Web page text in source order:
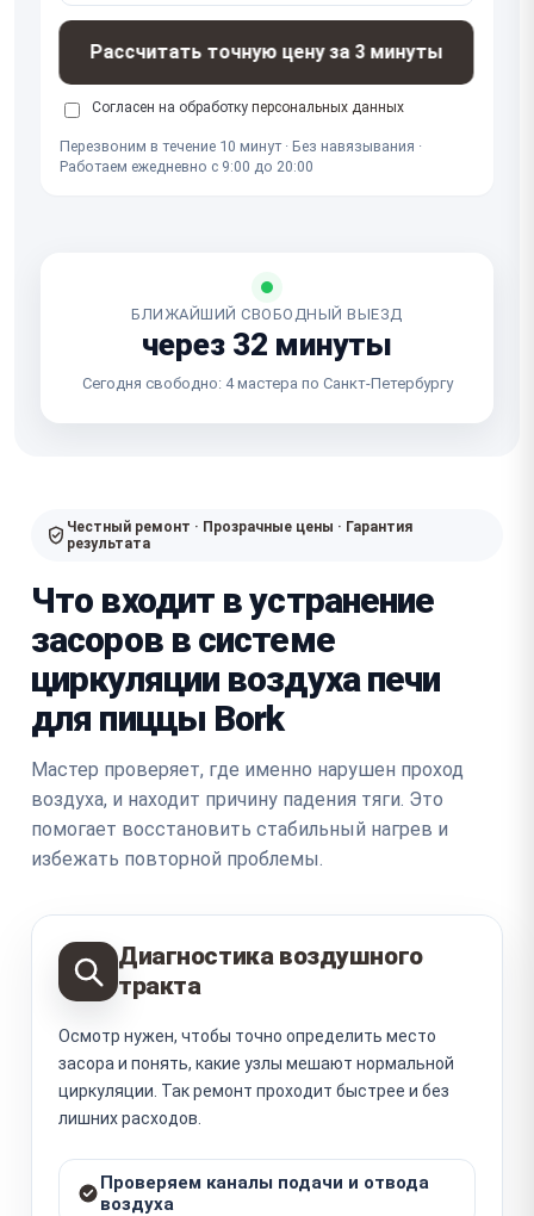
Рассчитать точную цену за 3 минуты
Согласен на обработку персональных данных
Перезвоним в течение 10 минут · Без навязывания ·
Работаем ежедневно с 9:00 до 20:00
БЛИЖАЙШИЙ СВОБОДНЫЙ ВЫЕЗД
через 32 минуты
Сегодня свободно: 4 мастера по Санкт-Петербургу
Честный ремонт · Прозрачные цены · Гарантия
результата
Что входит в устранение
засоров в системе
циркуляции воздуха печи
для пиццы Bork
Мастер проверяет, где именно нарушен проход
воздуха, и находит причину падения тяги. Это
помогает восстановить стабильный нагрев и
избежать повторной проблемы.
Диагностика воздушного
тракта
Осмотр нужен, чтобы точно определить место
засора и понять, какие узлы мешают нормальной
циркуляции. Так ремонт проходит быстрее и без
лишних расходов.
Проверяем каналы подачи и отвода
воздуха